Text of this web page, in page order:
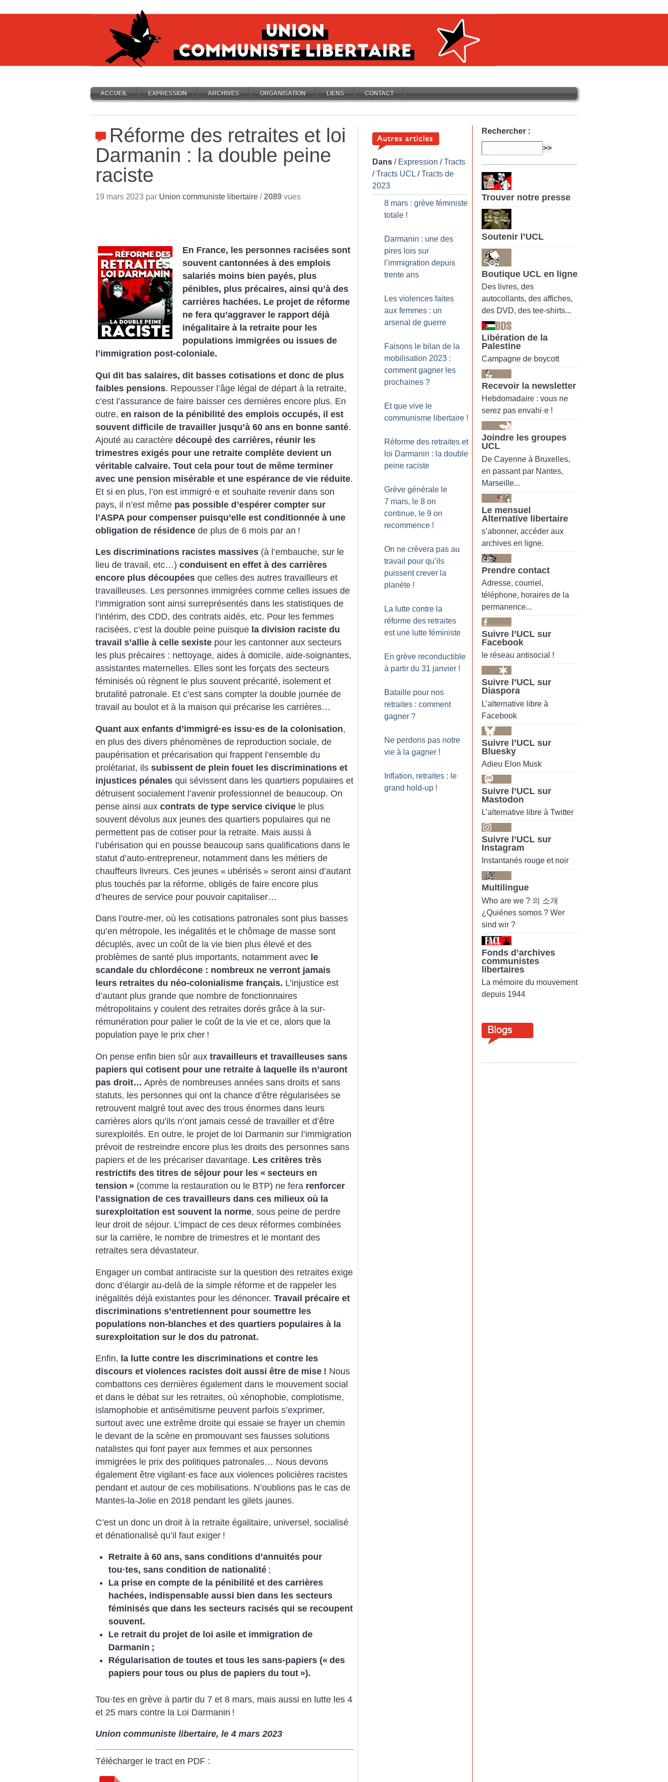
ACCUEIL EXPRESSION ARCHIVES ORGANISATION LIENS CONTACT
Réforme des retraites et loi
Darmanin : la double peine
raciste
19 mars 2023 par Union communiste libertaire /2089 vues
En France, les personnes racisées sont
souvent cantonnées à des emplois
salariés moins bien payés, plus
pénibles, plus précaires, ainsi qu’à des
carrières hachées. Le projet de réforme
ne fera qu’aggraver le rapport déjà
inégalitaire à la retraite pour les
populations immigrées ou issues de
l’immigration post-coloniale.
Qui dit bas salaires, dit basses cotisations et donc de plus
faibles pensions. Repousser l’âge légal de départ à la retraite,
c’est l’assurance de faire baisser ces dernières encore plus. En
outre, en raison de la pénibilité des emplois occupés, il est
souvent difficile de travailler jusqu’à 60 ans en bonne santé.
Ajouté au caractère découpé des carrières, réunir les
trimestres exigés pour une retraite complète devient un
véritable calvaire. Tout cela pour tout de même terminer
avec une pension misérable et une espérance de vie réduite.
Et si en plus, l’on est immigré·e et souhaite revenir dans son
pays, il n’est même pas possible d’espérer compter sur
l’ASPA pour compenser puisqu’elle est conditionnée à une
obligation de résidence de plus de 6 mois par an !
Les discriminations racistes massives (à l’embauche, sur le
lieu de travail, etc…) conduisent en effet à des carrières
encore plus découpées que celles des autres travailleurs et
travailleuses. Les personnes immigrées comme celles issues de
l’immigration sont ainsi surreprésentés dans les statistiques de
l’intérim, des CDD, des contrats aidés, etc. Pour les femmes
racisées, c’est la double peine puisque la division raciste du
travail s’allie à celle sexiste pour les cantonner aux secteurs
les plus précaires : nettoyage, aides à domicile, aide-soignantes,
assistantes maternelles. Elles sont les forçats des secteurs
féminisés où règnent le plus souvent précarité, isolement et
brutalité patronale. Et c’est sans compter la double journée de
travail au boulot et à la maison qui précarise les carrières…
Quant aux enfants d’immigré·es issu·es de la colonisation,
en plus des divers phénomènes de reproduction sociale, de
paupérisation et précarisation qui frappent l’ensemble du
prolétariat, ils subissent de plein fouet les discriminations et
injustices pénales qui sévissent dans les quartiers populaires et
détruisent socialement l’avenir professionnel de beaucoup. On
pense ainsi aux contrats de type service civique le plus
souvent dévolus aux jeunes des quartiers populaires qui ne
permettent pas de cotiser pour la retraite. Mais aussi à
l’ubérisation qui en pousse beaucoup sans qualifications dans le
statut d’auto-entrepreneur, notamment dans les métiers de
chauffeurs livreurs. Ces jeunes « ubérisés » seront ainsi d’autant
plus touchés par la réforme, obligés de faire encore plus
d’heures de service pour pouvoir capitaliser…
Dans l’outre-mer, où les cotisations patronales sont plus basses
qu’en métropole, les inégalités et le chômage de masse sont
décuplés, avec un coût de la vie bien plus élevé et des
problèmes de santé plus importants, notamment avec le
scandale du chlordécone : nombreux ne verront jamais
leurs retraites du néo-colonialisme français. L’injustice est
d’autant plus grande que nombre de fonctionnaires
métropolitains y coulent des retraites dorés grâce à la sur-
rémunération pour palier le coût de la vie et ce, alors que la
population paye le prix cher !
On pense enfin bien sûr aux travailleurs et travailleuses sans
papiers qui cotisent pour une retraite à laquelle ils n’auront
pas droit… Après de nombreuses années sans droits et sans
statuts, les personnes qui ont la chance d’être régularisées se
retrouvent malgré tout avec des trous énormes dans leurs
carrières alors qu’ils n’ont jamais cessé de travailler et d’être
surexploités. En outre, le projet de loi Darmanin sur l’immigration
prévoit de restreindre encore plus les droits des personnes sans
papiers et de les précariser davantage. Les critères très
restrictifs des titres de séjour pour les « secteurs en
tension » (comme la restauration ou le BTP) ne fera renforcer
l’assignation de ces travailleurs dans ces milieux où la
surexploitation est souvent la norme, sous peine de perdre
leur droit de séjour. L’impact de ces deux réformes combinées
sur la carrière, le nombre de trimestres et le montant des
retraites sera dévastateur.
Engager un combat antiraciste sur la question des retraites exige
donc d’élargir au-delà de la simple réforme et de rappeler les
inégalités déjà existantes pour les dénoncer. Travail précaire et
discriminations s’entretiennent pour soumettre les
populations non-blanches et des quartiers populaires à la
surexploitation sur le dos du patronat.
Enfin, la lutte contre les discriminations et contre les
discours et violences racistes doit aussi être de mise ! Nous
combattons ces dernières également dans le mouvement social
et dans le débat sur les retraites, où xénophobie, complotisme,
islamophobie et antisémitisme peuvent parfois s’exprimer,
surtout avec une extrême droite qui essaie se frayer un chemin
le devant de la scène en promouvant ses fausses solutions
natalistes qui font payer aux femmes et aux personnes
immigrées le prix des politiques patronales… Nous devons
également être vigilant·es face aux violences policières racistes
pendant et autour de ces mobilisations. N’oublions pas le cas de
Mantes-la-Jolie en 2018 pendant les gilets jaunes.
C’est un donc un droit à la retraite égalitaire, universel, socialisé
et dénationalisé qu’il faut exiger !
Retraite à 60 ans, sans conditions d’annuités pour
tou·tes, sans condition de nationalité ;
La prise en compte de la pénibilité et des carrières
hachées, indispensable aussi bien dans les secteurs
féminisés que dans les secteurs racisés qui se recoupent
souvent.
Le retrait du projet de loi asile et immigration de
Darmanin ;
Régularisation de toutes et tous les sans-papiers (« des
papiers pour tous ou plus de papiers du tout »).
Tou·tes en grève à partir du 7 et 8 mars, mais aussi en lutte les 4
et 25 mars contre la Loi Darmanin !
Union communiste libertaire, le 4 mars 2023
Télécharger le tract en PDF :
Dans / Expression /Tracts
/Tracts UCL /Tracts de
2023
8 mars : grève féministe
totale !
Darmanin : une des
pires lois sur
l’immigration depuis
trente ans
Les violences faites
aux femmes : un
arsenal de guerre
Faisons le bilan de la
mobilisation 2023 :
comment gagner les
prochaines ?
Et que vive le
communisme libertaire !
Réforme des retraites et
loi Darmanin : la double
peine raciste
Grève générale le
7 mars, le 8 on
continue, le 9 on
recommence !
On ne crèvera pas au
travail pour qu’ils
puissent crever la
planète !
La lutte contre la
réforme des retraites
est une lutte féministe
En grève reconductible
à partir du 31 janvier !
Bataille pour nos
retraites : comment
gagner ?
Ne perdons pas notre
vie à la gagner !
Inflation, retraites : le
grand hold-up !
Rechercher :
Trouver notre presse
Soutenir l’UCL
Boutique UCL en ligne
Des livres, des
autocollants, des affiches,
des DVD, des tee-shirts...
Libération de la
Palestine
Campagne de boycott
Recevoir la newsletter
Hebdomadaire : vous ne
serez pas envahi·e !
Joindre les groupes
UCL
De Cayenne à Bruxelles,
en passant par Nantes,
Marseille...
Le mensuel
Alternative libertaire
s’abonner, accéder aux
archives en ligne.
Prendre contact
Adresse, courriel,
téléphone, horaires de la
permanence...
Suivre l’UCL sur
Facebook
le réseau antisocial !
Suivre l’UCL sur
Diaspora
L’alternative libre à
Facebook
Suivre l’UCL sur
Bluesky
Adieu Elon Musk
Suivre l’UCL sur
Mastodon
L’alternative libre à Twitter
Suivre l’UCL sur
Instagram
Instantanés rouge et noir
Multilingue
Who are we ? 의 소개
¿Quiénes somos ? Wer
sind wir ?
Fonds d’archives
communistes
libertaires
La mémoire du mouvement
depuis 1944